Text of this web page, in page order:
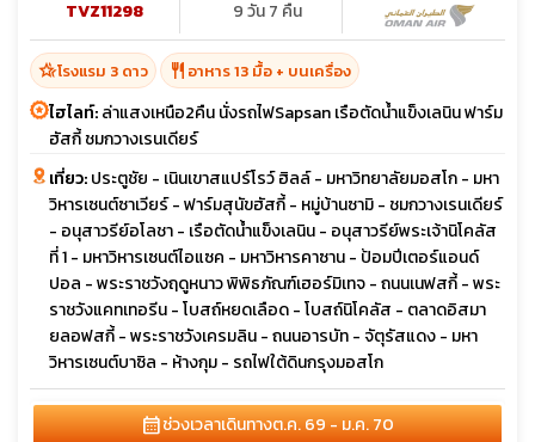
TVZ11298 9 วัน 7 คืน
hotel_classโรงแรม 3 ดาว restaurant อาหาร 13 มื้อ + บนเครื่อง
ไฮไลท์:ล่าแสงเหนือ2คืน นั่งรถไฟSapsan เรือตัดน้ำแข็งเลนิน ฟาร์ม
ฮัสกี้ ชมกวางเรนเดียร์
เที่ยว:ประตูชัย - เนินเขาสแปร์โรว์ ฮิลล์ - มหาวิทยาลัยมอสโก - มหา
วิหารเซนต์ซาเวียร์ - ฟาร์มสุนัขฮัสกี้ - หมู่บ้านซามิ - ชมกวางเรนเดียร์
- อนุสาวรีย์อโลชา - เรือตัดน้ำแข็งเลนิน - อนุสาวรีย์พระเจ้านิโคลัส
ที่ 1 - มหาวิหารเซนต์ไอแซค - มหาวิหารคาซาน - ป้อมปีเตอร์แอนด์
ปอล - พระราชวังฤดูหนาว พิพิธภัณฑ์เฮอร์มิเทจ - ถนนเนฟสกี้ - พระ
ราชวังแคทเทอรีน - โบสถ์หยดเลือด - โบสถ์นิโคลัส - ตลาดอิสมา
ยลอฟสกี้ - พระราชวังเครมลิน - ถนนอารบัท - จัตุรัสแดง - มหา
วิหารเซนต์บาซิล - ห้างกุม - รถไฟใต้ดินกรุงมอสโก
calendar_monthช่วงเวลาเดินทางต.ค. 69 - ม.ค. 70